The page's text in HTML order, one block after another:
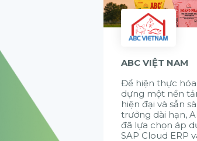
ABC VIỆT NAM
Để hiện thực
dựng một nền
hiện đại và sẵn
trưởng dài hạn,
đã lựa chọn áp
SAP Cloud ERP